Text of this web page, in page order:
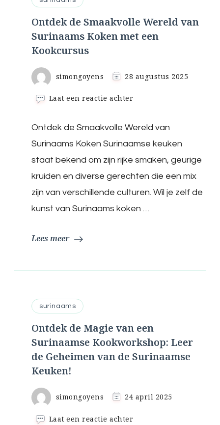
Ontdek de Smaakvolle Wereld van
Surinaams Koken met een
Kookcursus
simongoyens 28 augustus 2025
Laat een reactie achter
Smaakvolle
Wereld
van
Surinaams
met
een
Ontdek de Smaakvolle Wereld van
Surinaams Koken Surinaamse keuken
staat bekend om zijn rijke smaken, geurige
kruiden en diverse gerechten die een mix
zijn van verschillende culturen. Wil je zelf de
kunst van Surinaams koken …
Lees meer
surinaams
Ontdek de Magie van een
Surinaamse Kookworkshop: Leer
de Geheimen van de Surinaamse
Keuken!
simongoyens 24 april 2025
Laat een reactie achter